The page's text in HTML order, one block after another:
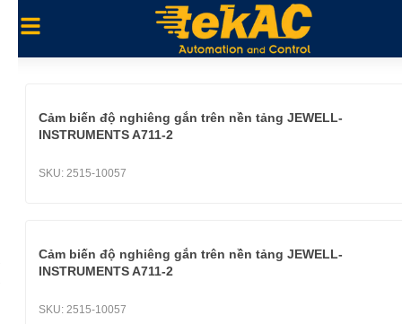
Cảm biến độ nghiêng gắn trên nền tảng JEWELL-
INSTRUMENTS A711-2
SKU: 2515-10057
Cảm biến độ nghiêng gắn trên nền tảng JEWELL-
INSTRUMENTS A711-2
SKU: 2515-10057